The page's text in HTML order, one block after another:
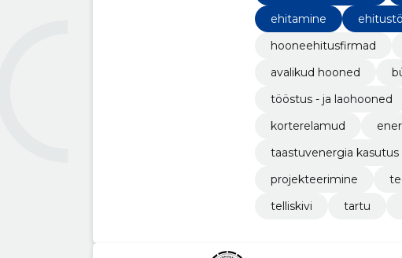
ehitamine
hooneehitusfirmad
avalikud hooned
tööstus - ja laohooned
korterelamud
taastuvenergia kasutus
projekteerimine
telliskivi
tartu